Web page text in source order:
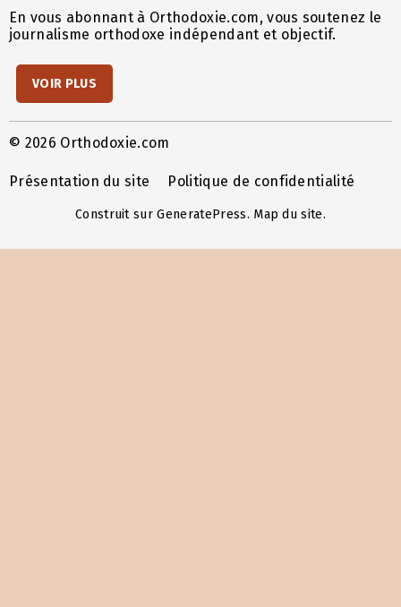
En vous abonnant à Orthodoxie.com, vous soutenez le
journalisme orthodoxe indépendant et objectif.
VOIR PLUS
© 2026 Orthodoxie.com
Présentation du site Politique de confidentialité
Construit surGeneratePress. Map du site.